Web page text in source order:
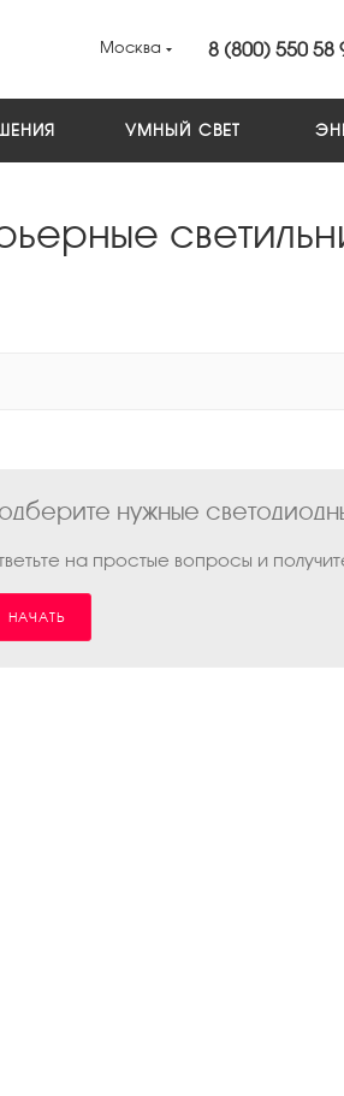
Москва 8 (800) 550 58
УМНЫЙ СВЕТ
нужные
на простые вопросы и
НАЧАТЬ